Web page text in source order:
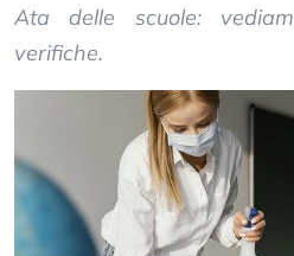
Ata delle scuole:
verifiche.